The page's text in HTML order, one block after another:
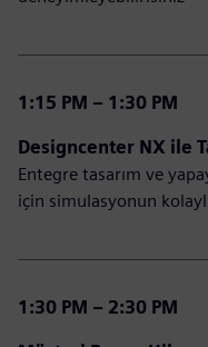
1:15 PM – 1:30 PM
Designcenter NX ile
Entegre tasarım ve
için simulasyonun
1:30 PM – 2:30 PM